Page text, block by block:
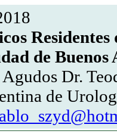
Residentes
de Buenos
Dr.
de